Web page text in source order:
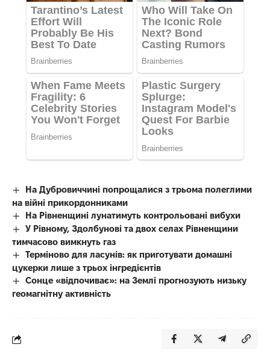
На Дубровиччині попрощалися з трьома полеглими
на війні прикордонниками
На Рівненщині лунатимуть контрольовані вибухи
У Рівному, Здолбунові та двох селах Рівненщини
тимчасово вимкнуть газ
Терміново для ласунів: як приготувати домашні
цукерки лише з трьох інгредієнтів
Сонце «відпочиває»: на Землі прогнозують низьку
геомагнітну активність